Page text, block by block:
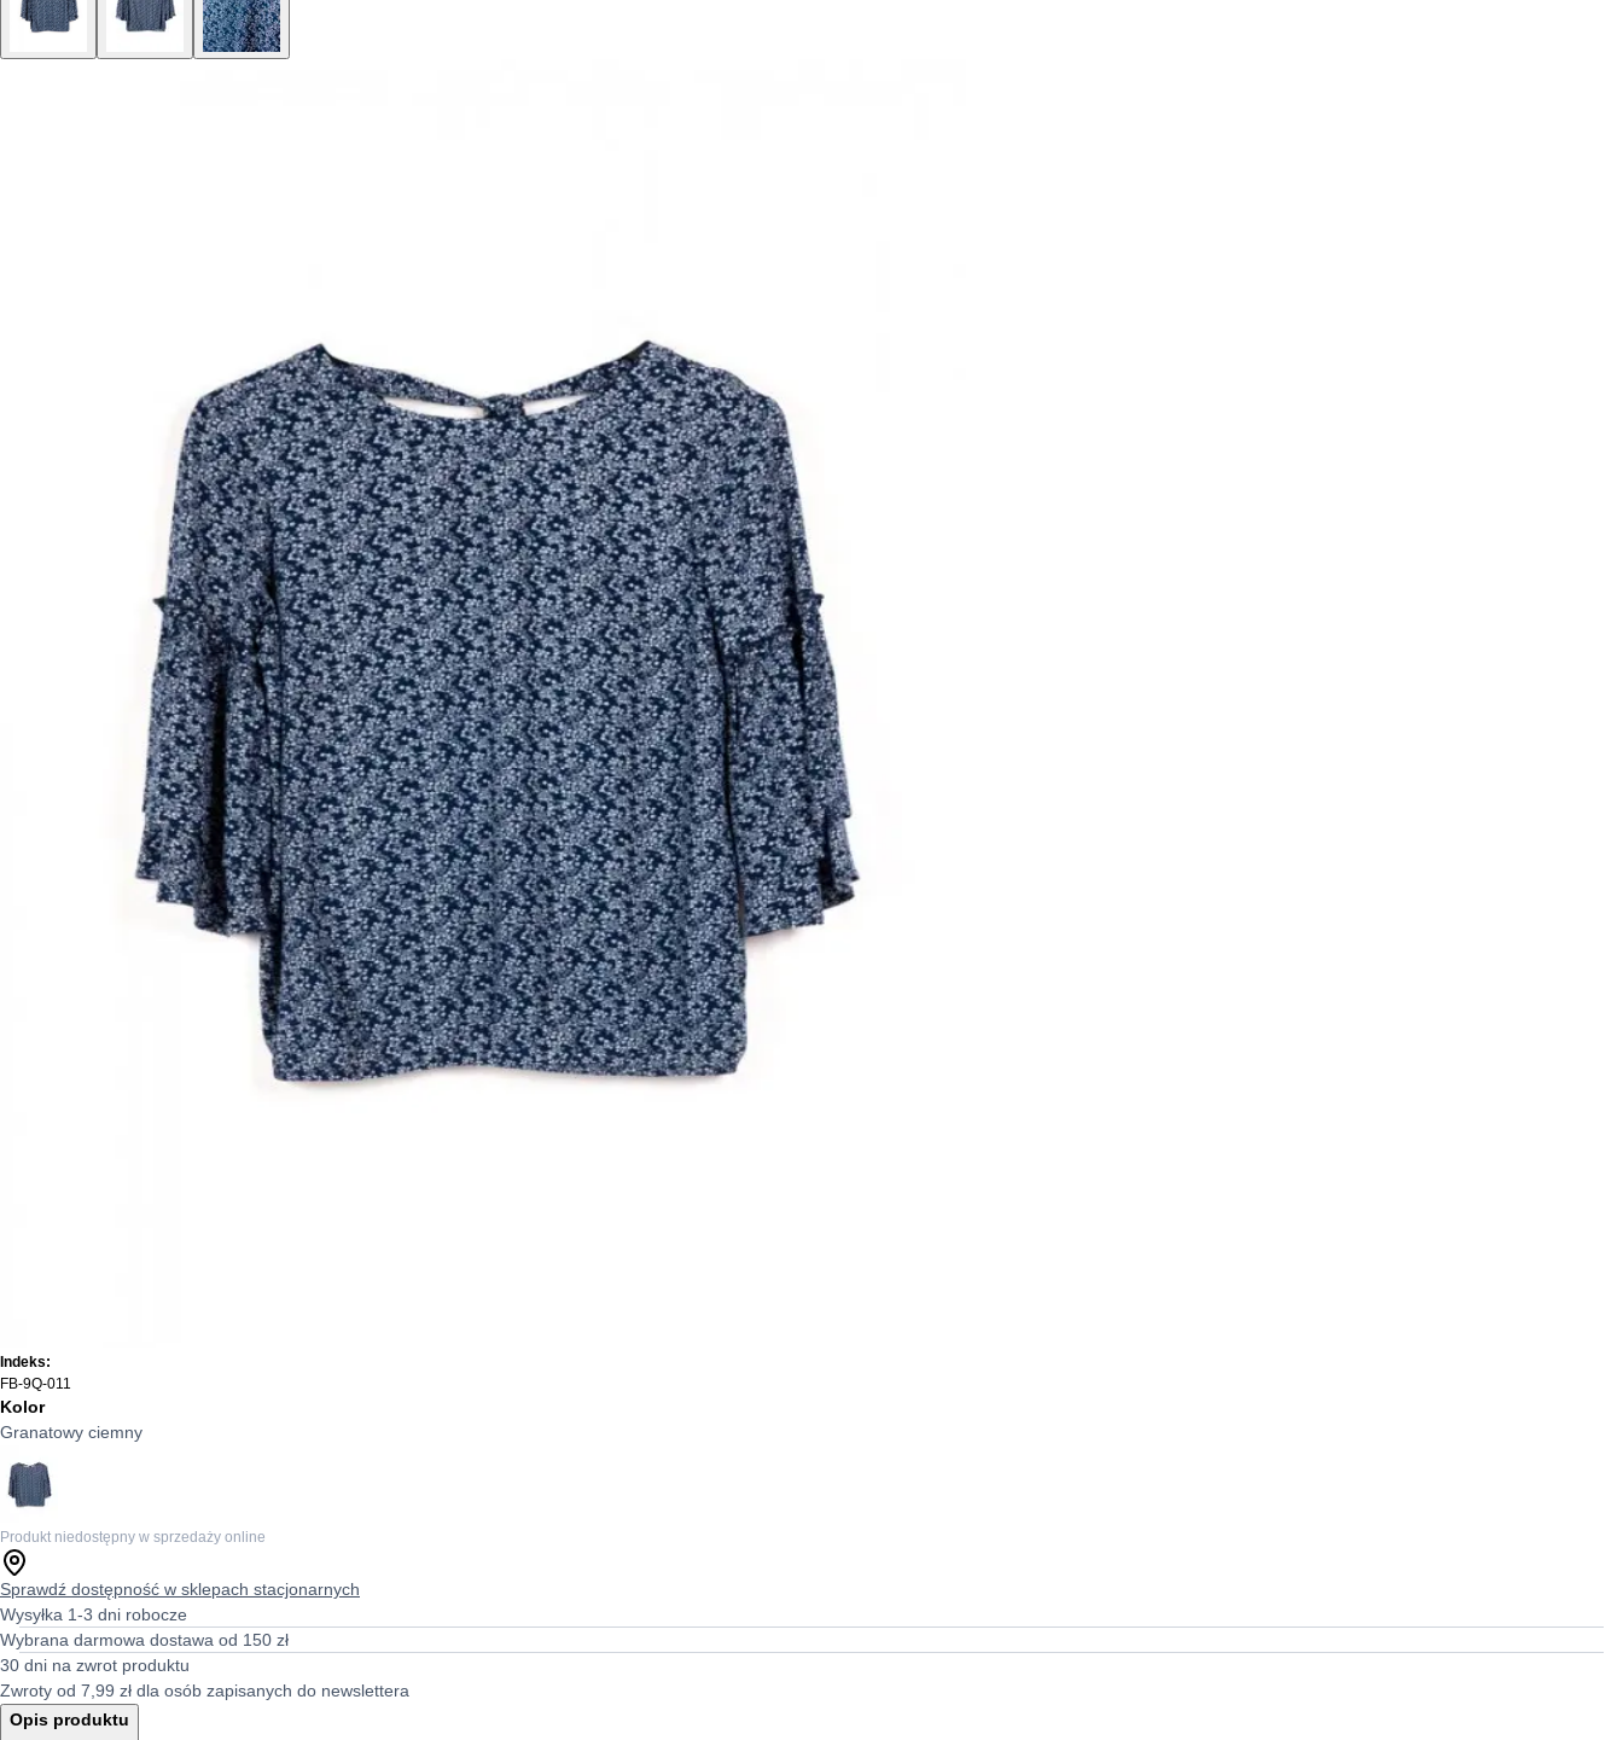
Indeks:
FB-9Q-011
Kolor
Granatowy ciemny
Produkt niedostępny w sprzedaży online
Sprawdź dostępność w sklepach stacjonarnych
Wysyłka 1-3 dni robocze
Wybrana darmowa dostawa od 150 zł
30 dni na zwrot produktu
Zwroty od 7,99 zł dla osób zapisanych do newslettera
Opis produktu